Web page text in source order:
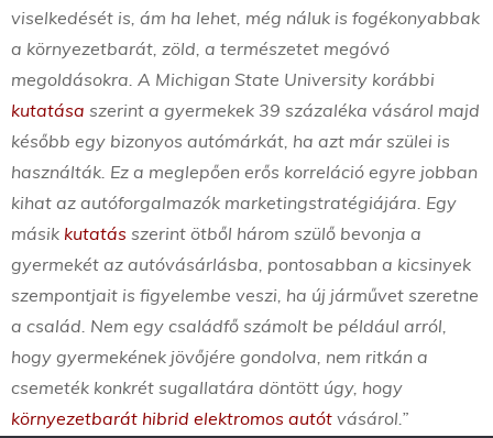
viselkedését is, ám ha lehet, még náluk is fogékonyabbak
a környezetbarát, zöld, a természetet megóvó
megoldásokra. A Michigan State University korábbi
kutatása szerint a gyermekek 39 százaléka vásárol majd
később egy bizonyos autómárkát, ha azt már szülei is
használták. Ez a meglepően erős korreláció egyre jobban
kihat az autóforgalmazók marketingstratégiájára. Egy
másik kutatás szerint ötből három szülő bevonja a
gyermekét az autóvásárlásba, pontosabban a kicsinyek
szempontjait is figyelembe veszi, ha új járművet szeretne
a család. Nem egy családfő számolt be például arról,
hogy gyermekének jövőjére gondolva, nem ritkán a
csemeték konkrét sugallatára döntött úgy, hogy
környezetbarát hibrid elektromos autót vásárol.”